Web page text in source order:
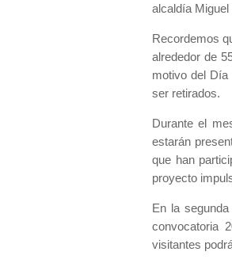
alcaldía Miguel
Recordemos
alrededor de
motivo del Día
ser retirados.
Durante el
estarán
que han
proyecto
En la
convocatoria
visitantes